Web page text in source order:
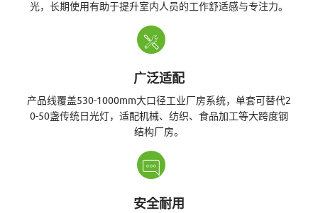
能
照
光，长期使用有助于提升室内人员的工作舒适感与专注力。
广泛适配
产品线覆盖530-1000mm大口径工业厂房系统，单套可替代2
0-50盏传统日光灯，适配机械、纺织、食品加工等大跨度钢
结构厂房。
安全耐用